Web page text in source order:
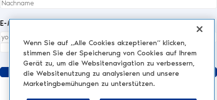
führen zum Ausschluss.
Jede Gewinnerin bzw. jeder Gewinner erhält1 Nescens Spa-
at-Home-Erlebnis.
Der Gewinn ist nicht übertragbar, nicht umtauschbar und nicht
in bar auszahlbar.
6. Gewinnerermittlung
5 Gewinnerinnen bzw. Gewinnerwerden nach Ende des
E-Mail *
Ich akzeptiere dieDatenschutzrichtlinievollständig.*
Senden
Wenn Sie auf „Alle Cookies akzeptieren“ klicken,
stimmen Sie der Speicherung von Cookies auf Ihrem
Gerät zu, um die Websitenavigation zu verbessern,
die Websitenutzung zu analysieren und unsere
Marketingbemühungen zu unterstützen.